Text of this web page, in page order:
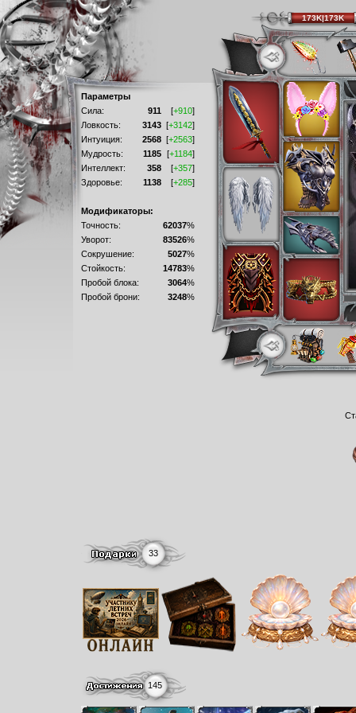
Параметры
Сила:
911 [+910]
Ловкость:
3143 [+3142]
Интуиция:
2568 [+2563]
Мудрость:
1185 [+1184]
Интеллект:
358 [+357]
Здоровье:
1138 [+285]
Модификаторы:
Точность:
62037%
Уворот:
83526%
Сокрушение:
5027%
Стойкость:
14783%
Пробой блока:
3064%
Пробой брони:
3248%
33
145
173K|173K